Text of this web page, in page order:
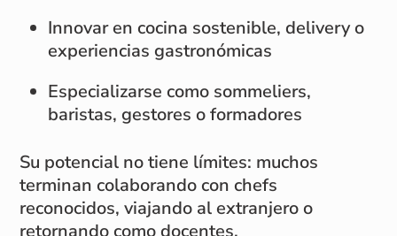
Innovar en cocina sostenible, delivery o
experiencias gastronómicas
Especializarse como sommeliers,
baristas, gestores o formadores
Su potencial no tiene límites: muchos
terminan colaborando con chefs
reconocidos, viajando al extranjero o
retornando como docentes.